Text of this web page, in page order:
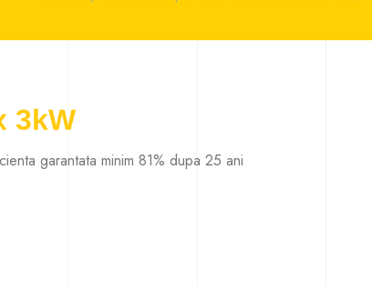
3kW
garantata minim 81% dupa 25 ani